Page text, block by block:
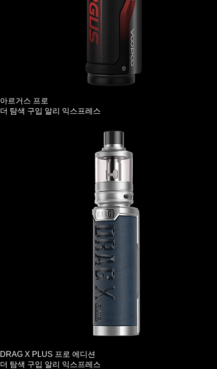
아르거스 프로
더 탐색 구입 알리 익스프레스
DRAG X PLUS 프로 에디션
더 탐색 구입 알리 익스프레스